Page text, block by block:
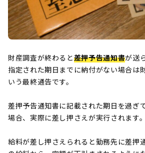
財産調査が終わると差押予告通知書が送
指定された期日までに納付がない場合は
いう最終通告です。
差押予告通知書に記載された期日を過ぎ
場合、実際に差し押さえが実行されます。
給料が差し押さえられると勤務先に差押